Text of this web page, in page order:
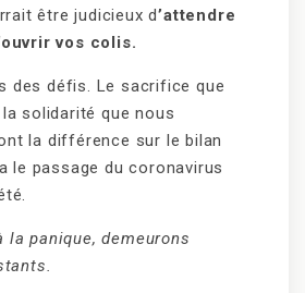
être judicieux d’attendre
vos colis.
des défis. Le sacrifice que
solidarité que nous
la différence sur le bilan
le passage du coronavirus
la panique, demeurons